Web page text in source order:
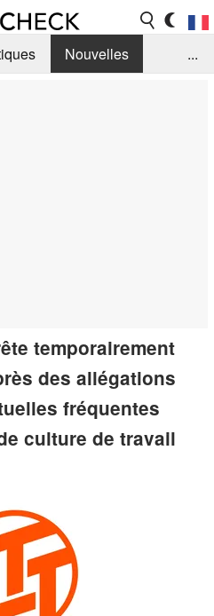
Nouvelles
...
temporairement
des allégations
fréquentes
culture de travail